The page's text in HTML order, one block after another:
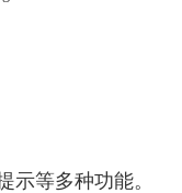
等多种功能。